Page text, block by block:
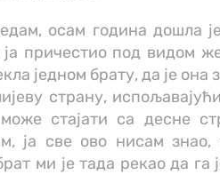
осам година дошла
причестио под видом
једном брату, да је
страну,
стајати са десне
ја све ово нисам
ми је тада рекао да га